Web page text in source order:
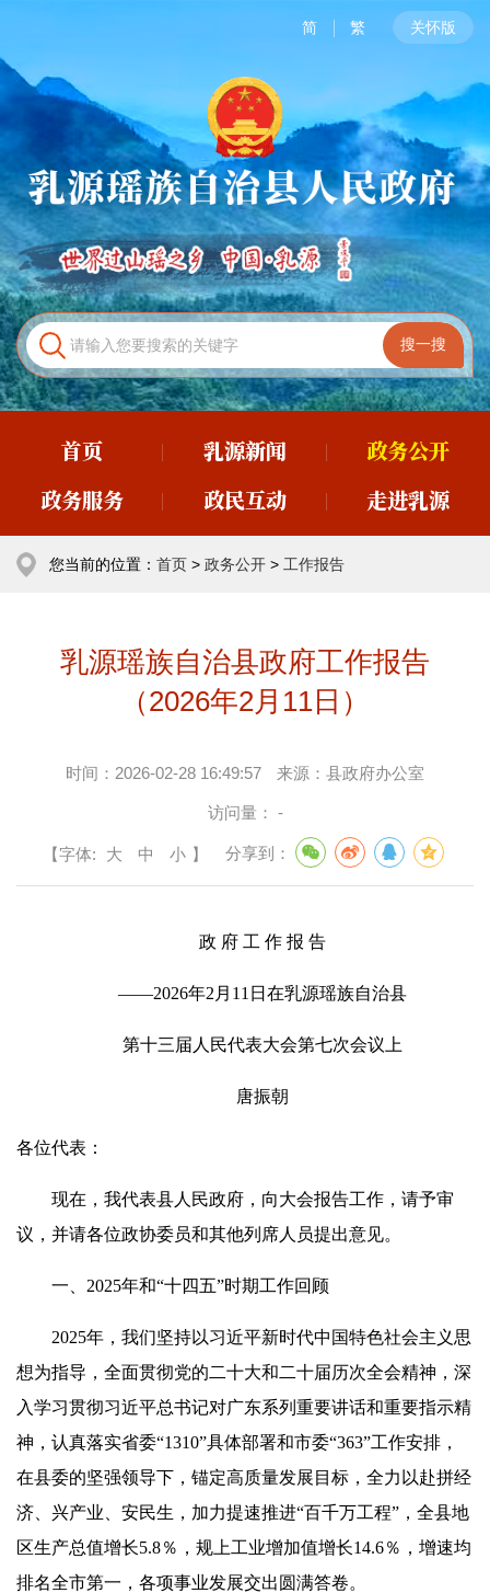
简 繁 关怀版
首页 乳源新闻
政务公开
政务服务
政民互动 走进乳源
您当前的位置： 首页 > 政务公开 > 工作报告
乳源瑶族自治县政府工作报告
（2026年2月11日）
时间： 2026-02-28 16:49:57 来源： 县政府办公室
访问量： -
【字体: 大 中 小 】 分享到：
政 府 工 作 报 告
——2026年2月11日在乳源瑶族自治县
第十三届人民代表大会第七次会议上
唐振朝
各位代表：
现在，我代表县人民政府，向大会报告工作，请予审
议，并请各位政协委员和其他列席人员提出意见。
一、2025年和“十四五”时期工作回顾
2025年，我们坚持以习近平新时代中国特色社会主义思
想为指导，全面贯彻党的二十大和二十届历次全会精神，深
入学习贯彻习近平总书记对广东系列重要讲话和重要指示精
神，认真落实省委“1310”具体部署和市委“363”工作安排，
在县委的坚强领导下，锚定高质量发展目标，全力以赴拼经
济、兴产业、安民生，加力提速推进“百千万工程”，全县地
区生产总值增长5.8％，规上工业增加值增长14.6％，增速均
排名全市第一，各项事业发展交出圆满答卷。